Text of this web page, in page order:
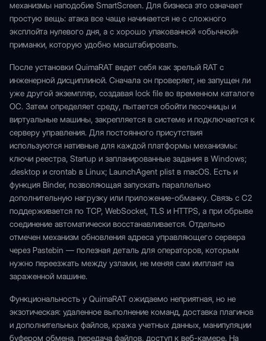
механизмы наподобие SmartScreen. Для бизнеса это означает
простую вещь: атака все чаще начинается не с сложного
эксплойта нулевого дня, а с хорошо упакованной «обычной»
приманки, которую удобно масштабировать.
После установки QuimaRAT ведет себя как зрелый RAT с
инженерной дисциплиной. Сначала он проверяет, не запущен ли
уже другой экземпляр, создавая lock file во временном каталоге
ОС. Затем определяет среду, пытается обойти песочницы и
виртуальные машины, закрепляется в системе и подключается к
серверу управления. Для постоянного присутствия
используются нативные для каждой платформы механизмы:
ключи реестра, Startup и запланированные задания в Windows;
.desktop и crontab в Linux; LaunchAgent plist в macOS. Есть и
функция Binder, позволяющая запускать параллельно
дополнительную нагрузку или приложение-обманку. Связь с C2
поддерживается по TCP, WebSocket, TLS и HTTPS, а при обрыве
соединение автоматически восстанавливается. Отдельно
отмечен механизм обновления адреса управляющего сервера
через Pastebin — полезная деталь для операторов, которым
нужно переезжать между узлами, не меняя сам имплант на
зараженной машине.
Функциональность у QuimaRAT ожидаемо неприятная, но не
экзотическая: удаленное выполнение команд, доставка плагинов
и дополнительных файлов, кража учетных данных, манипуляции
буфером обмена, передача файлов, доступ к веб-камере. На